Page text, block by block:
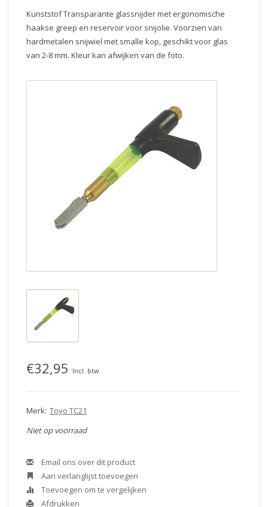
Kunststof Transparante glassnijder met ergonomische
haakse greep en reservoir voor snijolie. Voorzien van
hardmetalen snijwiel met smalle kop, geschikt voor glas
van 2-8 mm. Kleur kan afwijken van de foto.
€32,95 Incl. btw
Merk: Toyo TC21
Niet op voorraad
Email ons over dit product
Aan verlanglijst toevoegen
Toevoegen om te vergelijken
Afdrukken